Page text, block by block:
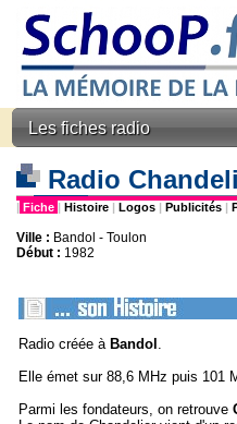
Les fiches radio
Radio
| Fiche | Histoire | Logos | Publicités |
Ville : Bandol - Toulon
Début : 1982
Radio créée à Bandol .
Elle émet sur 88,6 MHz puis 101
Parmi les fondateurs, on retrouve